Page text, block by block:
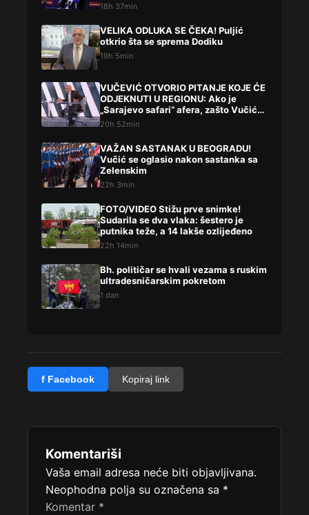
18h 37min
VELIKA ODLUKA SE ČEKA! Puljić
otkrio šta se sprema Dodiku
19h 5min
VUČEVIĆ OTVORIO PITANJE KOJE ĆE
ODJEKNUTI U REGIONU: Ako je
„Sarajevo safari“ afera, zašto Vučića
niste procesuirali?!
20h 52min
VAŽAN SASTANAK U BEOGRADU!
Vučić se oglasio nakon sastanka sa
Zelenskim
22h 3min
FOTO/VIDEO Stižu prve snimke!
Sudarila se dva vlaka: šestero je
putnika teže, a 14 lakše ozlijeđeno
22h 14min
Bh. političar se hvali vezama s ruskim
ultradesničarskim pokretom
1 dan
f Facebook Kopiraj link
Komentariši
Vaša email adresa neće biti objavljivana.
Neophodna polja su označena sa *
Komentar *